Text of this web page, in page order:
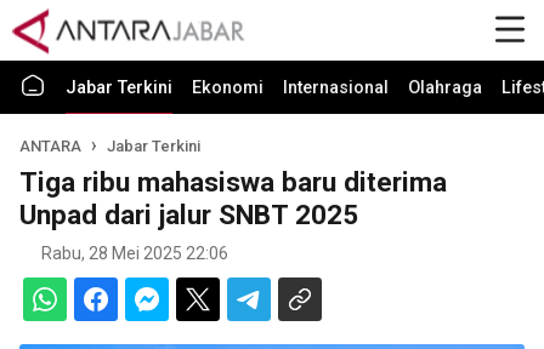
Jabar Terkini Ekonomi Internasional Olahraga
ANTARA Jabar Terkini
Tiga ribu mahasiswa baru diterima
Unpad dari jalur SNBT 2025
Rabu, 28 Mei 2025 22:06